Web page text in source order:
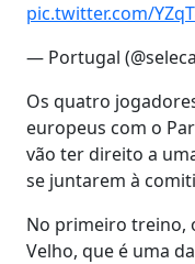
pic.twitter.com/
— Portugal
Os quatro
europeus com o
vão ter direito a
se juntarem à
No primeiro treino,
Velho, que é uma